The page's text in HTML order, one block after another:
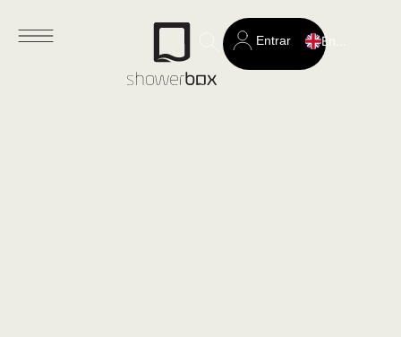
Search
for:
Entrar